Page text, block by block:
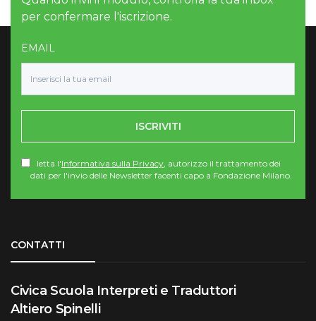
per confermare l'iscrizione.
EMAIL
ISCRIVITI
letta l'Informativa sulla Privacy , autorizzo il trattamento dei
dati per l'invio delle Newsletter facenti capo a Fondazione Milano.
CONTATTI
Civica Scuola Interpreti e Traduttori
Altiero Spinelli